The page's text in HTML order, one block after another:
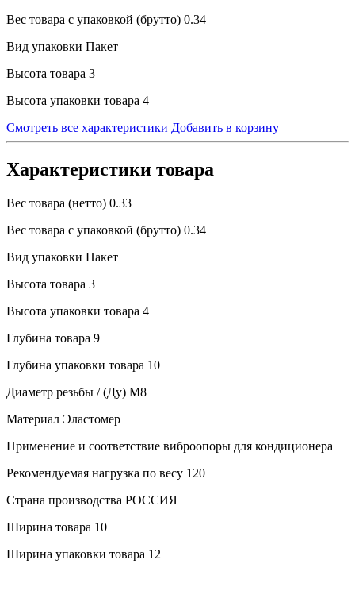
Вес товара с упаковкой (брутто) 0.34
Вид упаковки Пакет
Высота товара 3
Высота упаковки товара 4
Смотреть все характеристики Добавить в корзину
Характеристики товара
Вес товара (нетто) 0.33
Вес товара с упаковкой (брутто) 0.34
Вид упаковки Пакет
Высота товара 3
Высота упаковки товара 4
Глубина товара 9
Глубина упаковки товара 10
Диаметр резьбы / (Ду) М8
Материал Эластомер
Применение и соответствие виброопоры для кондиционера
Рекомендуемая нагрузка по весу 120
Страна производства РОССИЯ
Ширина товара 10
Ширина упаковки товара 12